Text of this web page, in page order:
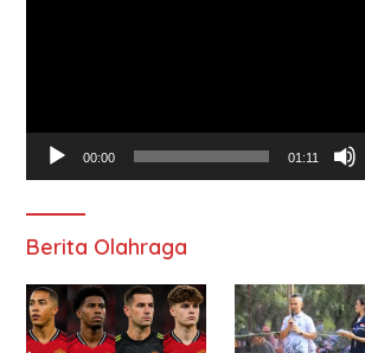
00:00 01:11
Berita Olahraga